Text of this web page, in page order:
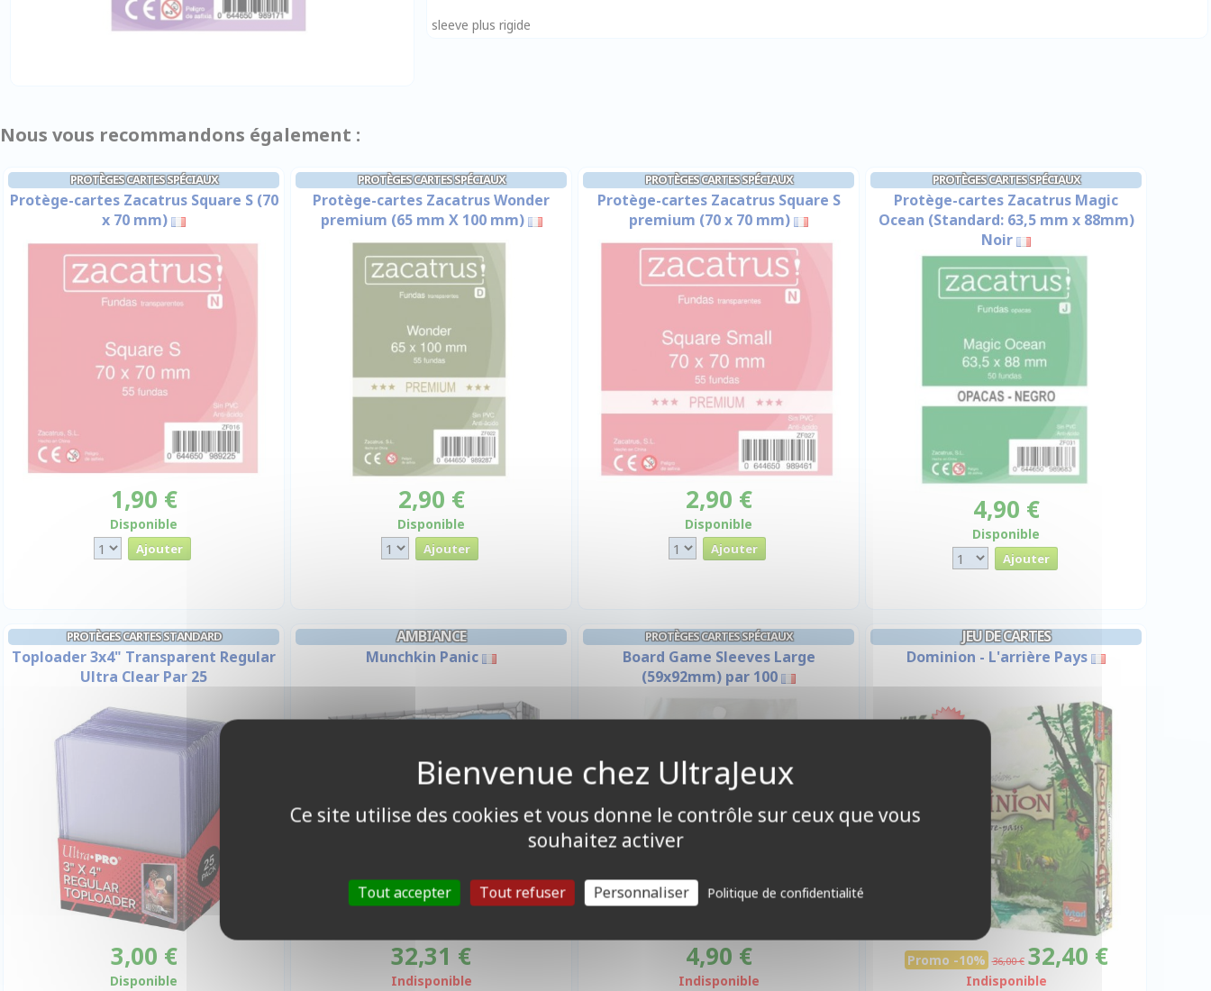
sleeve plus rigide
Nous vous recommandons également :
PROTÈGES CARTES SPÉCIAUX
Protège-cartes Zacatrus Square S (70
x 70 mm)
1,90 €
Disponible
PROTÈGES CARTES SPÉCIAUX
Protège-cartes Zacatrus Wonder
premium (65 mm X 100 mm)
2,90 €
Disponible
PROTÈGES CARTES SPÉCIAUX
Protège-cartes Zacatrus Square S
premium (70 x 70 mm)
2,90 €
Disponible
PROTÈGES CARTES SPÉCIAUX
Protège-cartes Zacatrus Magic
Ocean (Standard: 63,5 mm x 88mm)
Noir
4,90 €
Disponible
PROTÈGES CARTES STANDARD
Toploader 3x4" Transparent Regular
Ultra Clear Par 25
3,00 €
Disponible
AMBIANCE
Munchkin Panic
32,31 €
Indisponible
PROTÈGES CARTES SPÉCIAUX
Board Game Sleeves Large
(59x92mm) par 100
4,90 €
Indisponible
JEU DE CARTES
Dominion - L'arrière Pays
Promo -10% 36,00 € 32,40 €
Indisponible
Ce site utilise des cookies et vous donne le contrôle sur ceux que vous
souhaitez activer
Tout accepter Tout refuser Personnaliser Politique de confidentialité